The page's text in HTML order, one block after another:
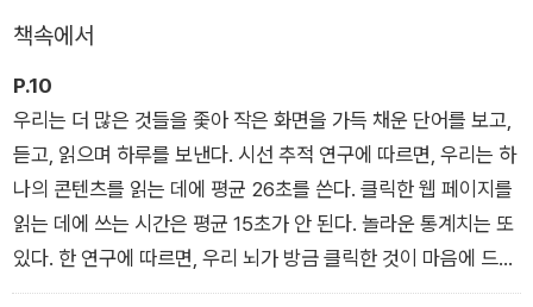
확하고 기억에 남도록 만들 수 있다. SNS에서는 더 많은 조회수
와 팔로워를 얻을 것이다. 세계적인 리더와 기업들은 이미 각자의
방식으로 《스마트 브레비티》를 활용하고 있다.
챗GPT의 등장으로 인간만이 할 수 있는 글쓰기의 필요성이 대두
되는 지금, 이 책은 디지털 시대를 살아가는 모두에게 유용한 가
이드이자 구체적인 도움을 주는 안내서가 될 것이다. 이제 성공을
위해 당신만의 《스마트 브레비티》를 시작할 때다.
책속에서
P.10
우리는 더 많은 것들을 좇아 작은 화면을 가득 채운 단어를 보고,
듣고, 읽으며 하루를 보낸다. 시선 추적 연구에 따르면, 우리는 하
나의 콘텐츠를 읽는 데에 평균 26초를 쓴다. 클릭한 웹 페이지를
읽는 데에 쓰는 시간은 평균 15초가 안 된다. 놀라운 통계치는 또
있다. 한 연구에 따르면, 우리 뇌가 방금 클릭한 것이 마음에 드는
지 결정하는 데에는 0.017초밖에 걸리지 않는다. 아니다 싶으면,